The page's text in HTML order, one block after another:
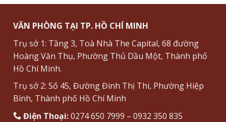
VĂN PHÒNG TẠI TP. HỒ CHÍ MINH
Trụ sở 1: Tầng 3, Toà Nhà The Capital, 68 đường
Hoàng Văn Thụ, Phường Thủ Dầu Một, Thành phố
Hồ Chí Minh.
Trụ sở 2: Số 45, Đường Đinh Thị Thi, Phường Hiệp
Bình, Thành phố Hồ Chí Minh
Điện Thoại:0274 650 7999 – 0932 350 835